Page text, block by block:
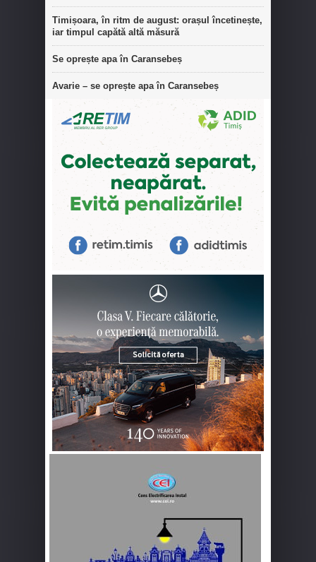
Timișoara, în ritm de august: orașul încetinește,
iar timpul capătă altă măsură
Se oprește apa în Caransebeș
Avarie – se oprește apa în Caransebeș